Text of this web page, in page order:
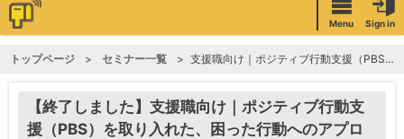
Menu Sign in
トップページ セミナー一覧 支援職向け｜ポジティブ行動支援（PBS）を取り入れた、困った行動へのアプローチ「教える」（無料・アーカイブ配信）
【終了しました】支援職向け｜ポジティブ行動支
援（PBS）を取り入れた、困った行動へのアプロ